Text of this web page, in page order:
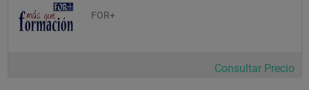
FOR+
Consultar Precio